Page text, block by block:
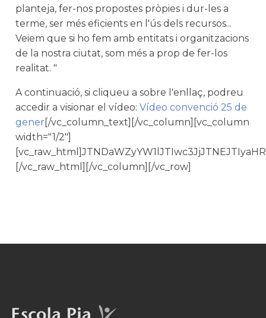
planteja, fer-nos propostes pròpies i dur-les a
terme, ser més eficients en l'ús dels recursos...
Veiem que si ho fem amb entitats i organitzacions
de la nostra ciutat, som més a prop de fer-los
realitat. "
A continuació, si cliqueu a sobre l'enllaç, podreu
accedir a visionar el vídeo: Vídeo convenció 25 de
gener [/vc_column_text][/vc_column][vc_column
width="1/2"]
[/vc_raw_html][/vc_column][/vc_row]